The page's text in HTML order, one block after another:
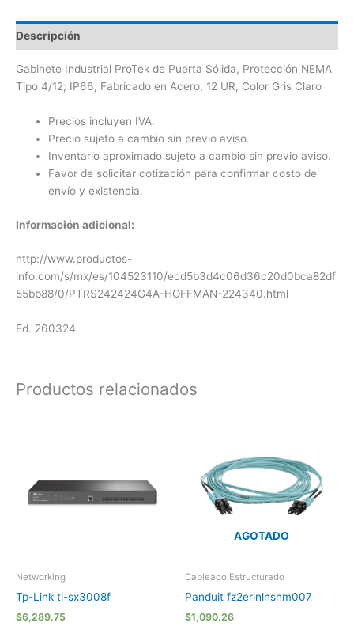
Descripción
Gabinete Industrial ProTek de Puerta Sólida, Protección NEMA
Tipo 4/12; IP66, Fabricado en Acero, 12 UR, Color Gris Claro
Precios incluyen IVA.
Precio sujeto a cambio sin previo aviso.
Inventario aproximado sujeto a cambio sin previo aviso.
Favor de solicitar cotización para confirmar costo de
envío y existencia.
Información adicional:
http://www.productos-
info.com/s/mx/es/104523110/ecd5b3d4c06d36c20d0bca82df
55bb88/0/PTRS242424G4A-HOFFMAN-224340.html
Ed. 260324
Productos relacionados
Networking
Tp-Link tl-sx3008f
$6,289.75
AGOTADO
Cableado Estructurado
Panduit fz2erlnlnsnm007
$1,090.26